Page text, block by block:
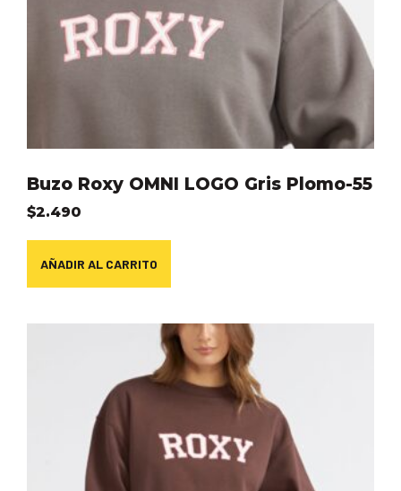
Buzo Roxy OMNI LOGO Gris Plomo-55
$2.490
AÑADIR AL CARRITO